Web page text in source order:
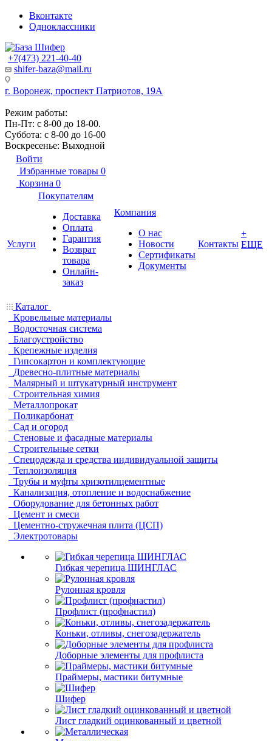
Вконтакте
Одноклассники
+7(473) 221-40-40
shifer-baza@mail.ru
г. Воронеж, проспект Патриотов, 19А
Режим работы:
Пн-Пт: с 8-00 до 18-00.
Суббота: с 8-00 до 16-00
Воскресенье: Выходной
Войти
Избранные товары 0
Корзина 0
Услуги
Покупателям
Доставка
Оплата
Гарантия
Возврат
товара
Онлайн-
заказ
Компания
О нас
Новости
Сертификаты
Документы
Контакты
+
ЕЩЕ
Каталог
Кровельные материалы
Водосточная система
Благоустройство
Крепежные изделия
Гипсокартон и комплектующие
Древесно-плитные материалы
Малярный и штукатурный инструмент
Строительная химия
Металлопрокат
Поликарбонат
Сад и огород
Стеновые и фасадные материалы
Строительные сетки
Спецодежда и средства индивидуальной защиты
Теплоизоляция
Трубы и муфты хризотилцементные
Канализация, отопление и водоснабжение
Оборудование для бетонных работ
Цемент и смеси
Цементно-стружечная плита (ЦСП)
Электротовары
Гибкая черепица ШИНГЛАС
Рулонная кровля
Профлист (профнастил)
Коньки, отливы, снегозадержатель
Доборные элементы для профлиста
Праймеры, мастики битумные
Шифер
Лист гладкий оцинкованный и цветной